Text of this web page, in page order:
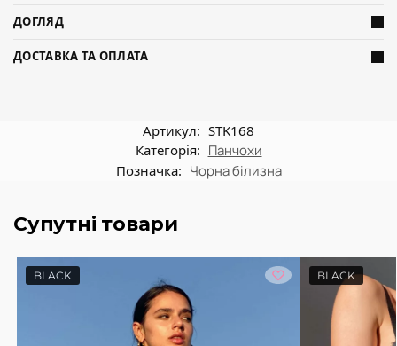
ДОГЛЯД
ДОСТАВКА ТА ОПЛАТА
Артикул: STK168
Категорія: Панчохи
Позначка: Чорна білизна
Супутні товари
BLACK BLACK